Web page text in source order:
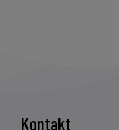
Kontakt